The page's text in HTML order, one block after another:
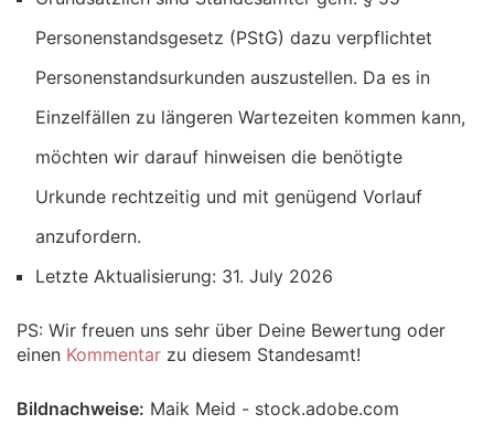
Personenstandsgesetz (PStG) dazu verpflichtet
Personenstandsurkunden auszustellen. Da es in
Einzelfällen zu längeren Wartezeiten kommen kann,
möchten wir darauf hinweisen die benötigte
Urkunde rechtzeitig und mit genügend Vorlauf
anzufordern.
Letzte Aktualisierung: 31. July 2026
PS: Wir freuen uns sehr über Deine Bewertung oder
einen Kommentar zu diesem Standesamt!
Bildnachweise: Maik Meid - stock.adobe.com